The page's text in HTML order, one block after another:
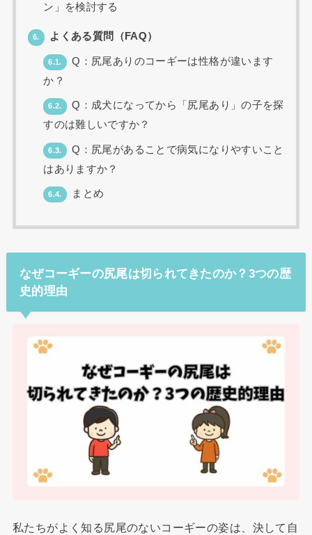
ン」を検討する
6. よくある質問（FAQ）
6.1.
Q：尻尾ありのコーギーは性格が違います
か？
6.2.
Q：成犬になってから「尻尾あり」の子を探
すのは難しいですか？
6.3.
Q：尻尾があることで病気になりやすいこと
はありますか？
6.4. まとめ
なぜコーギーの尻尾は切られてきたのか？3つの歴
史的理由
私たちがよく知る尻尾のないコーギーの姿は、決して自